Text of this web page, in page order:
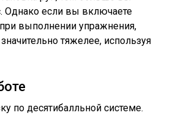
Однако если вы включаете
выполнении упражнения,
тяжелее, используя
по десятибалльной системе.